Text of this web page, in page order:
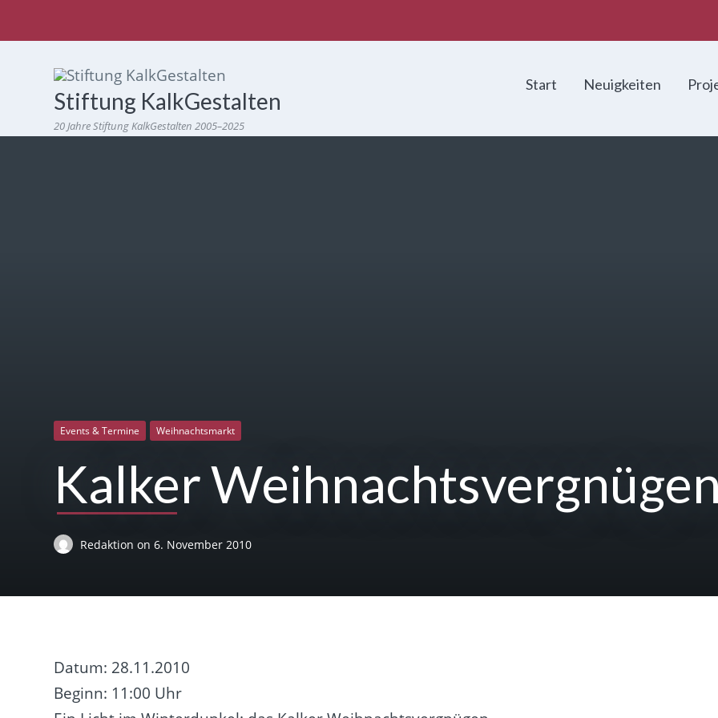
Stiftung KalkGestalten
20 Jahre Stiftung KalkGestalten 2005–2025
Start Neuigkeiten
Events & Termine Weihnachtsmarkt
Kalker
Redaktionon 6. November 2010
Datum: 28.11.2010
Beginn: 11:00 Uhr